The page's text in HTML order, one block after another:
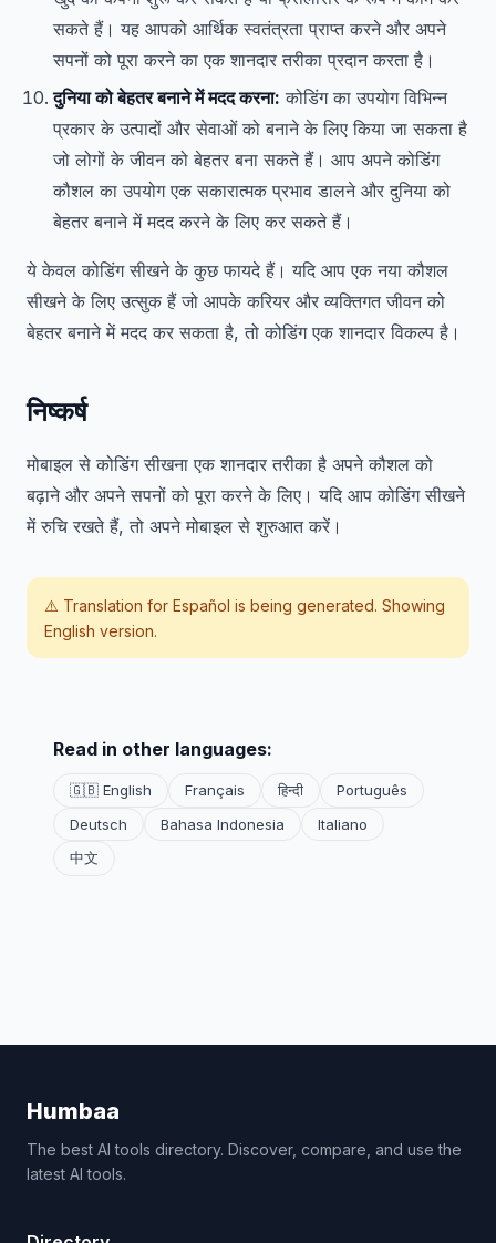
सकते हैं। यह आपको आर्थिक स्वतंत्रता प्राप्त करने और अपने
सपनों को पूरा करने का एक शानदार तरीका प्रदान करता है।
दुनिया को बेहतर बनाने में मदद करना: कोडिंग का उपयोग विभिन्न
प्रकार के उत्पादों और सेवाओं को बनाने के लिए किया जा सकता है
जो लोगों के जीवन को बेहतर बना सकते हैं। आप अपने कोडिंग
कौशल का उपयोग एक सकारात्मक प्रभाव डालने और दुनिया को
बेहतर बनाने में मदद करने के लिए कर सकते हैं।
ये केवल कोडिंग सीखने के कुछ फायदे हैं। यदि आप एक नया कौशल
सीखने के लिए उत्सुक हैं जो आपके करियर और व्यक्तिगत जीवन को
बेहतर बनाने में मदद कर सकता है, तो कोडिंग एक शानदार विकल्प है।
निष्कर्ष
मोबाइल से कोडिंग सीखना एक शानदार तरीका है अपने कौशल को
बढ़ाने और अपने सपनों को पूरा करने के लिए। यदि आप कोडिंग सीखने
में रुचि रखते हैं, तो अपने मोबाइल से शुरुआत करें।
⚠️ Translation for Español is being generated. Showing
English version.
Read in other languages:
🇬🇧 English Français हिन्दी
Português
Deutsch
Bahasa Indonesia
Italiano
中文
Humbaa
The best AI tools directory. Discover, compare, and use the
latest AI tools.